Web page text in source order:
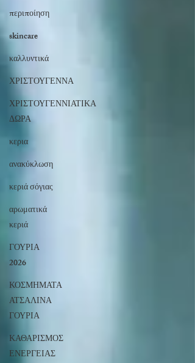
περιποίηση
skincare
καλλυντικά
ΧΡΙΣΤΟΥΓΕΝΝΑ
ΧΡΙΣΤΟΥΓΕΝΝΙΑΤΙΚΑ
ΔΩΡΑ
κερια
ανακύκλωση
κεριά σόγιας
αρωματικά
κεριά
ΓΟΥΡΙΑ
2026
ΚΟΣΜΗΜΑΤΑ
ΑΤΣΑΛΙΝΑ
ΓΟΥΡΙΑ
ΚΑΘΑΡΙΣΜΟΣ
ΕΝΕΡΓΕΙΑΣ